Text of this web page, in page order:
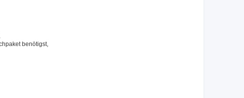
benötigst,